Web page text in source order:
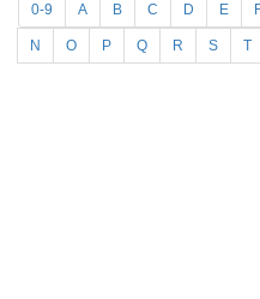
0-9 A B C D E
N O P Q R S T